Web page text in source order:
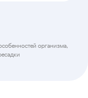
организма,